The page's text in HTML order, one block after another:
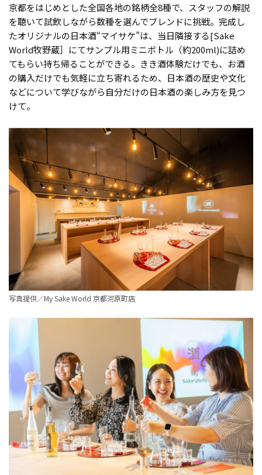
京都をはじめとした全国各地の銘柄全8種で、スタッフの解説
を聴いて試飲しながら数種を選んでブレンドに挑戦。完成し
たオリジナルの日本酒“マイサケ”は、当日隣接する[Sake
World牧野蔵］にてサンプル用ミニボトル（約200ml)に詰め
てもらい持ち帰ることができる。きき酒体験だけでも、お酒
の購入だけでも気軽に立ち寄れるため、日本酒の歴史や文化
などについて学びながら自分だけの日本酒の楽しみ方を見つ
けて。
写真提供／My Sake World 京都河原町店